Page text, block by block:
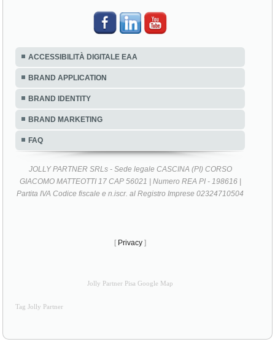
ACCESSIBILITÀ DIGITALE EAA
BRAND APPLICATION
BRAND IDENTITY
BRAND MARKETING
FAQ
JOLLY PARTNER SRLs - Sede legale CASCINA (PI) CORSO
GIACOMO MATTEOTTI 17 CAP 56021 | Numero REA PI - 198616 |
Partita IVA Codice fiscale e n.iscr. al Registro Imprese 02324710504
[ Privacy ]
Jolly Partner Pisa Google Map
Tag Jolly Partner